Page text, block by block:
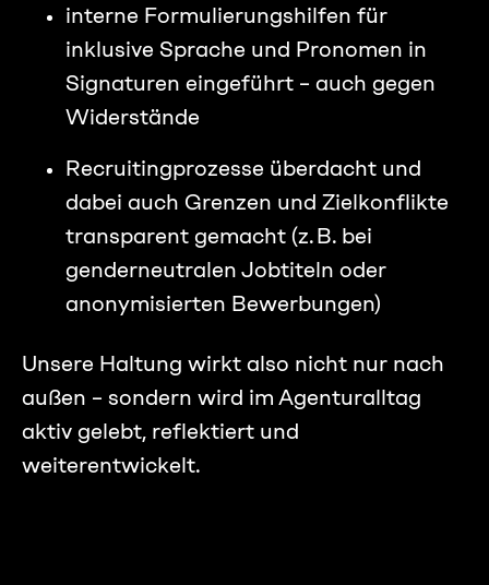
interne Formulierungshilfen für
inklusive Sprache und Pronomen in
Signaturen eingeführt – auch gegen
Widerstände
Recruitingprozesse überdacht und
dabei auch Grenzen und Zielkonflikte
transparent gemacht (z. B. bei
genderneutralen Jobtiteln oder
anonymisierten Bewerbungen)
Unsere Haltung wirkt also nicht nur nach
außen – sondern wird im Agenturalltag
aktiv gelebt, reflektiert und
weiterentwickelt.